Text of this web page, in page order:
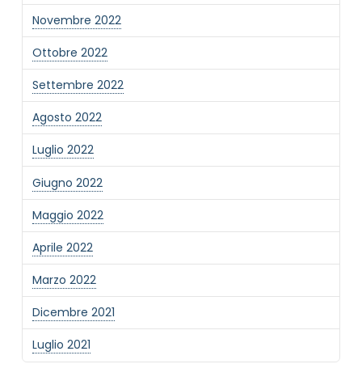
Novembre 2022
Ottobre 2022
Settembre 2022
Agosto 2022
Luglio 2022
Giugno 2022
Maggio 2022
Aprile 2022
Marzo 2022
Dicembre 2021
Luglio 2021